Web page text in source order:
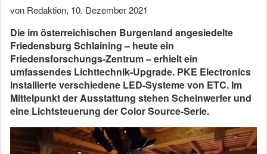
von Redaktion, 10. Dezember 2021
Die im österreichischen Burgenland angesiedelte
Friedensburg Schlaining – heute ein
Friedensforschungs-Zentrum – erhielt ein
umfassendes Lichttechnik-Upgrade. PKE Electronics
installierte verschiedene LED-Systeme von ETC. Im
Mittelpunkt der Ausstattung stehen Scheinwerfer und
eine Lichtsteuerung der Color Source-Serie.